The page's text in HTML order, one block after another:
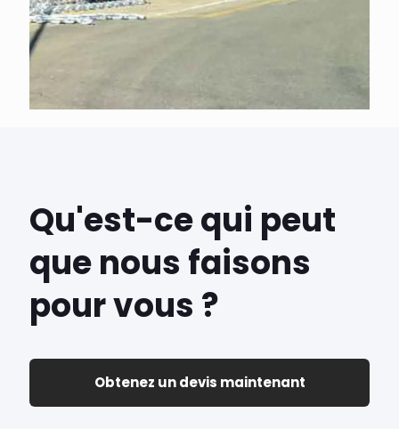
Qu'est-ce qui peut
que nous faisons
pour vous ?
Obtenez un devis maintenant